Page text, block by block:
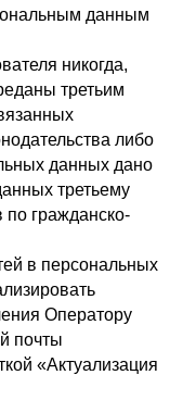
данным
никогда,
третьим
либо
данных дано
третьему
по гражданско-
в персональных
Оператору
почты
«Актуализация